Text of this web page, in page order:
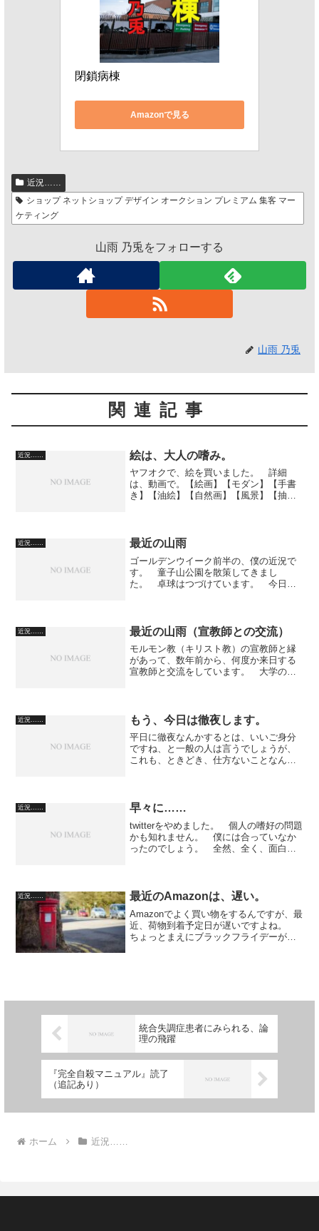
閉鎖病棟
Amazonで見る
近況……
ショップ ネットショップ デザイン オークション プレミアム 集客 マー
ケティング
山雨 乃兎をフォローする
山雨 乃兎
関連記事
近況…… 絵は、大人の嗜み。
ヤフオクで、絵を買いました。 詳細
は、動画で。【絵画】【モダン】【手書
き】【油絵】【自然画】【風景】【抽
ラシック 金運 風水...
近況…… 最近の山雨
ゴールデンウイーク前半の、僕の近況で
す。 童子山公園を散策してきまし
た。 卓球はつづけています。 今日も
（文章はこのま...
近況…… 最近の山雨（宣教師との交流）
モルモン教（キリスト教）の宣教師と縁
があって、数年前から、何度か来日する
宣教師と交流をしています。 大学のカ
らアメリカの大学に行かれ...
近況…… もう、今日は徹夜します。
平日に徹夜なんかするとは、いいご身分
ですね、と一般の人は言うでしょうが、
これも、ときどき、仕方ないことなんで
読みいただくしかありませ...
近況…… 早々に……
twitterをやめました。 個人の嗜好の問題
かも知れません。 僕には合っていなか
ったのでしょう。 全然、全く、面白く
す。 立ち位置も中...
近況…… 最近のAmazonは、遅い。
Amazonでよく買い物をするんですが、最
近、荷物到着予定日が遅いですよね。
ちょっとまえにブラックフライデーがあ
統合失調症患者にみられる、論
理の飛躍
『完全自殺マニュアル』読了
（追記あり）
ホーム 近況……